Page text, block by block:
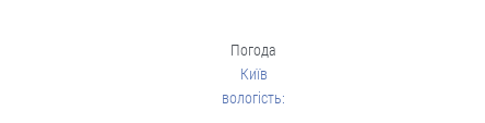
Погода
Київ
вологість: